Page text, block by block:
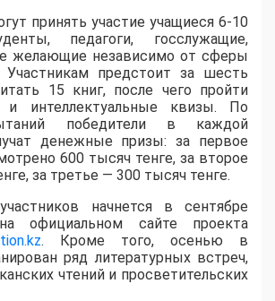
принять участие учащиеся 6-10
педагоги, госслужащие,
желающие независимо от сферы
Участникам предстоит за шесть
15 книг, после чего пройти
и интеллектуальные квизы. По
победители в каждой
денежные призы: за первое
600 тысяч тенге, за второе
за третье — 300 тысяч тенге.
начнется в сентябре
официальном сайте проекта
. Кроме того, осенью в
ряд литературных встреч,
чтений и просветительских